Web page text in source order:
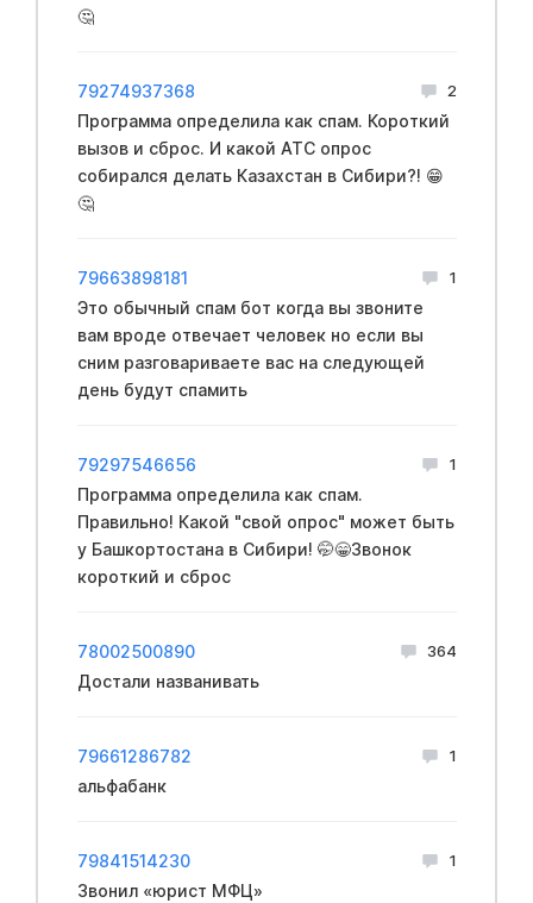
🤔
79274937368 2
Программа определила как спам. Короткий
вызов и сброс. И какой АТС опрос
собирался делать Казахстан в Сибири?! 😁
🤔
79663898181 1
Это обычный спам бот когда вы звоните
вам вроде отвечает человек но если вы
сним разговариваете вас на следующей
день будут спамить
79297546656 1
Программа определила как спам.
Правильно! Какой "свой опрос" может быть
у Башкортостана в Сибири! 🤭😁Звонок
короткий и сброс
78002500890 364
Достали названивать
79661286782 1
альфабанк
79841514230 1
Звонил «юрист МФЦ»